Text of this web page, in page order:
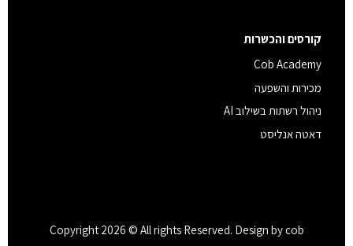
קורסים והכשרות
Cob Academy
מכירות והשפעה
ניהול רשתות בשילוב AI
דאטה אנליסט
Copyright 2026 © All rights Reserved. Design by cob